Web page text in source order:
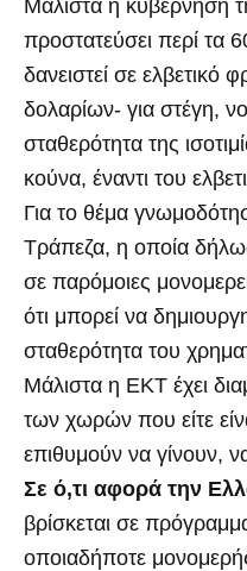
Μάλιστα η κυβέρνηση
προστατεύσει περί τα
δανειστεί σε
δολαρίων- για στέγη,
σταθερότητα της
κούνα, έναντι του
Για το θέμα
Τράπεζα, η οποία
σε παρόμοιες
ότι μπορεί να
σταθερότητα του
Μάλιστα η ΕΚΤ έχει
των χωρών που είτε
επιθυμούν να γίνουν,
Σε ό,τι αφορά την
βρίσκεται σε
οποιαδήποτε